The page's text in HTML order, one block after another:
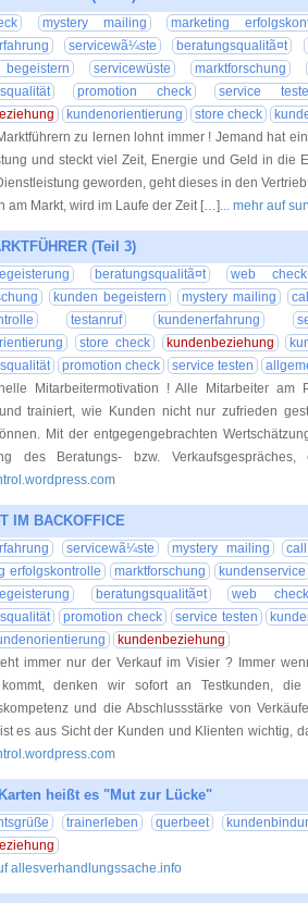
mystery mailing
marketing
servicewã¼ste beratungsqualitã¤t
servicewüste
marktforschung
promotion check
service
kundenorientierung store check
zu lernen lohnt immer ! Jemand hat
und steckt viel Zeit, Energie und Geld in die
geworden, geht dieses in den
am Markt, wird im Laufe der Zeit […]... mehr auf
(Teil 3)
beratungsqualitã¤t
web check
kunden begeistern mystery mailing
testanruf kundenerfahrung
store check kundenbeziehung
promotion check service testen
Mitarbeitermotivation ! Alle Mitarbeiter am
trainiert, wie Kunden nicht nur zufrieden
Mit der entgegengebrachten
des Beratungs- bzw. Verkaufsgespräches,
IM BACKOFFICE
servicewã¼ste mystery mailing
erfolgskontrolle
marktforschung
kundenservice
beratungsqualitã¤t
web
promotion check service testen
kundenbeziehung
immer nur der Verkauf im Visier ? Immer
denken wir sofort an Testkunden,
und die Abschlussstärke von
es aus Sicht der Kunden und Klienten wichtig,
heißt es "Mut zur Lücke"
trainerleben querbeet
allesverhandlungssache.info